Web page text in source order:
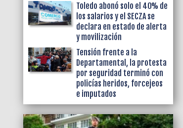
Toledo abonó solo el 40% de
los salarios y el SECZA se
declara en estado de alerta
y movilización
Tensión frente a la
Departamental, la protesta
por seguridad terminó con
policías heridos, forcejeos
e imputados